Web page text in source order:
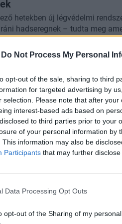
Do Not Process My Personal
opt-out of the sale, sharing to third
for targeted advertising by
selection. Please note that after
interest-based ads based on
to third parties prior to your
of your personal information by
This information may also be
Participants that may further
Data Processing Opt Outs
opt-out of the Sharing of my personal
hetekben új légvédelmi
hadseregnek – tudta meg
aCNN.
a titkos hálózatot: így
az orosz
kommunikációs
az orosz hadseregnek
álló azerbajdzsáni férfit 11 év
aRBK.
16. 14:39 | Portfolio
fegyver bukkanhat fel
- Sok a kérdőjel a
harci helikoptert
nem megerősített, hiszen a